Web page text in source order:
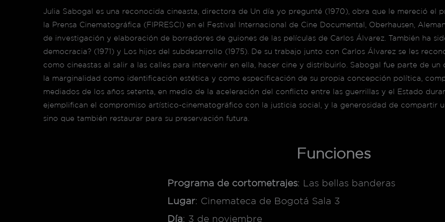
Julia Sabogal es una reconocida cineasta, directora de Un día yo pregunté (1970), obra que le mereció el
la Prensa Cinematográfica (FIPRESCI) en el Festival Internacional de Cine Documental, Oberhausen,
de investigación y elaboración de borradores de guiones de las películas de Carlos Álvarez. También ha
democracia? (1971) y Los hijos del subdesarrollo (1975). De su trabajo junto con Carlos Álvarez se les
como cineastas al salir a las calles para intervenir en ella, hacer cine y distribuirlo. Sabogal fue parte de
la marginalidad como identificación estética y como especificación de su propia concepción política,
mediados de los años setenta, en medio de la aceleración del conflicto entre las guerrillas y el Estado
ejemplifican el compromiso artístico-cinematográfico con la justicia social, y la generosidad de compartir
sino que también restaurar para su preservación futura.
Funciones
Programa de cortometrajes: Las bellas banderas
Lugar: Cinemateca de Bogotá Sala 3
Día: 3 de noviembre